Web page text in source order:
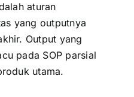
aturan
yang outputnya
Output yang
pada SOP parsial
utama.